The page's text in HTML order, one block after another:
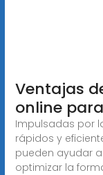
Ventajas
online
Impulsadas por
rápidos y
pueden ayudar
optimizar la